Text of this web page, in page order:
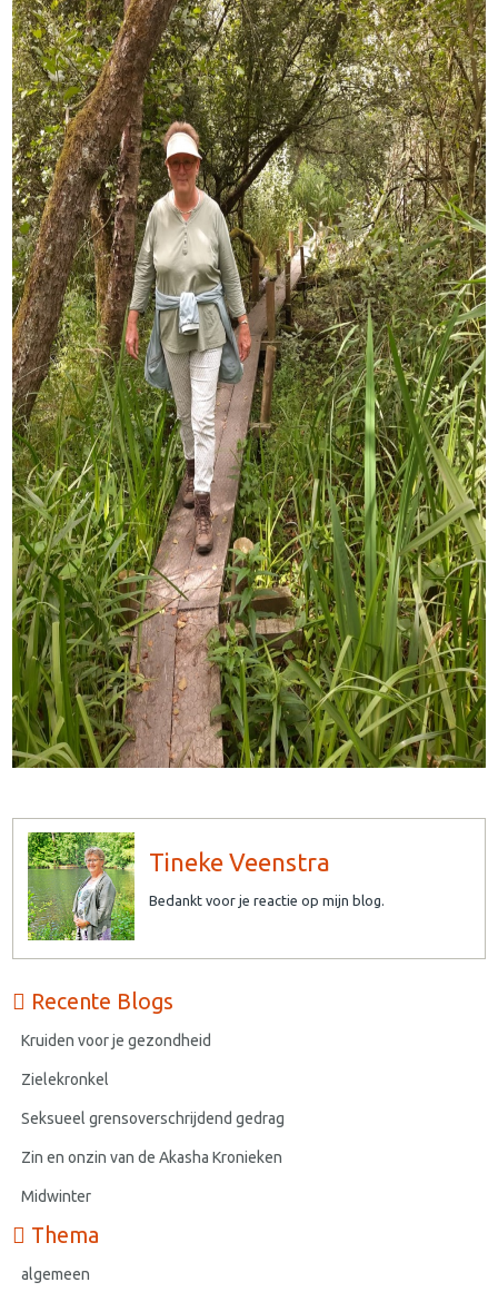
Tineke Veenstra
Bedankt voor je reactie op mijn blog.
Recente Blogs
Kruiden voor je gezondheid
Zielekronkel
Seksueel grensoverschrijdend gedrag
Zin en onzin van de Akasha Kronieken
Midwinter
Thema
algemeen